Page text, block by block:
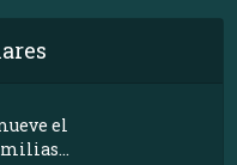
el